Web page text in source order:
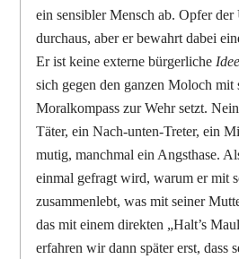
ein sensibler Mensch ab. Opfer der
durchaus, aber er bewahrt dabei
Er ist keine externe bürgerliche Idee
sich gegen den ganzen Moloch mit
Moralkompass zur Wehr setzt.
Täter, ein Nach-unten-Treter, ein
mutig, manchmal ein Angsthase.
einmal gefragt wird, warum er mit
zusammenlebt, was mit seiner
das mit einem direkten „Halt’s
erfahren wir dann später erst, dass